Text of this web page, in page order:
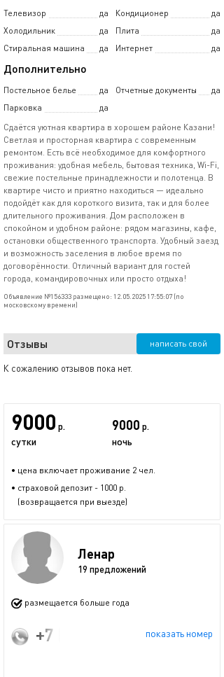
Телевизор да Кондиционер
да
Холодильник
да Плита
да
Стиральная машина
да Интернет да
Дополнительно
Постельное белье да Отчетные документы
да
Парковка
да
Сдаётся уютная квартира в хорошем районе Казани!
Светлая и просторная квартира с современным
ремонтом. Есть всё необходимое для комфортного
проживания: удобная мебель, бытовая техника, Wi-Fi,
свежие постельные принадлежности и полотенца. В
квартире чисто и приятно находиться — идеально
подойдёт как для короткого визита, так и для более
длительного проживания. Дом расположен в
спокойном и удобном районе: рядом магазины, кафе,
остановки общественного транспорта. Удобный заезд
и возможность заселения в любое время по
договорённости. Отличный вариант для гостей
города, командировочных или просто отдыха!
Объявление №156333 размещено: 12.05.2025 17:55:07 (по
московскому времени)
Отзывы написать свой
К сожалению отзывов пока нет.
9000 р.
сутки
9000 р.
ночь
• цена включает проживание 2 чел.
• страховой депозит - 1000 р.
(возвращается при выезде)
Ленар
19 предложений
размещается больше года
показать номер
+7 (909) 308-29-90